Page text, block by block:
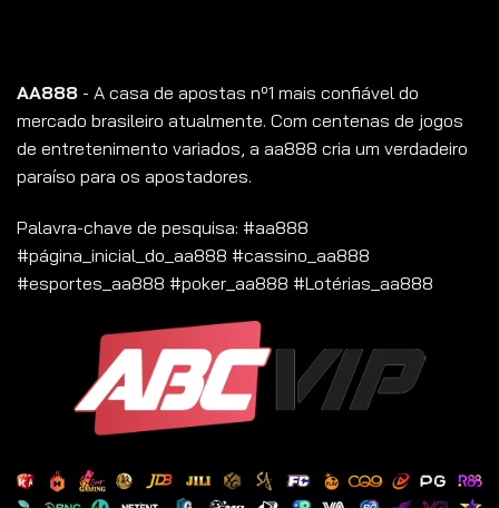
AA888 - A casa de apostas nº1 mais confiável do
mercado brasileiro atualmente. Com centenas de jogos
de entretenimento variados, a aa888 cria um verdadeiro
paraíso para os apostadores.
Palavra-chave de pesquisa: #aa888
#página_inicial_do_aa888 #cassino_aa888
#esportes_aa888 #poker_aa888 #Lotérias_aa888